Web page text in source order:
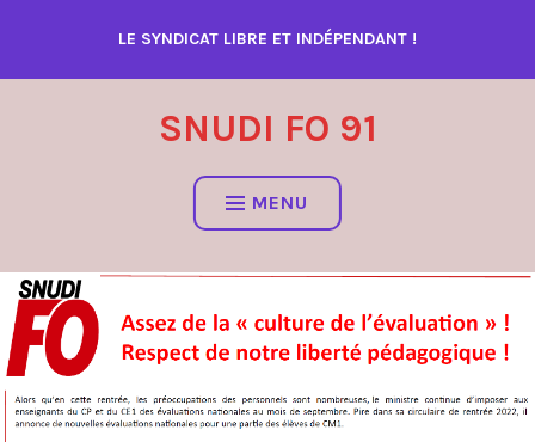
contenu
LE SYNDICAT LIBRE ET INDÉPENDANT !
SNUDI FO 91
MENU